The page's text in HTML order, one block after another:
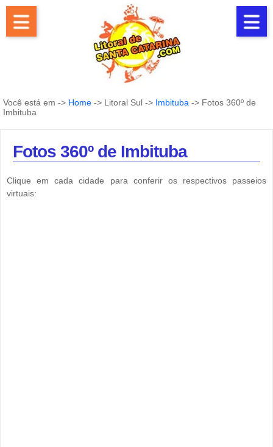
Você está em -> Home -> Litoral Sul -> Imbituba -> Fotos 360º de
Imbituba
Fotos 360º de Imbituba
Clique em cada cidade para conferir os respectivos passeios
virtuais: